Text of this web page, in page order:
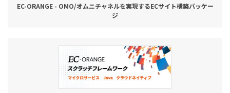
EC-ORANGE - OMO/オムニチャネルを実現するECサイト構築パッケー
ジ